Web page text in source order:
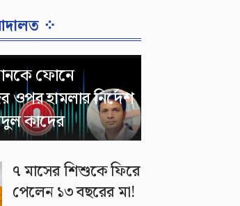
⁘
ফোনে
ওপর হামলার নির্দেশ
কাদের
৭ মাসের শিশুকে ফিরে
পেলেন ১৩ বছরের মা!